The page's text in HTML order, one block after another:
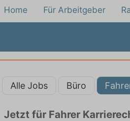
Home Für Arbeitgeber
Alle Jobs Büro
Jetzt für Fahrer